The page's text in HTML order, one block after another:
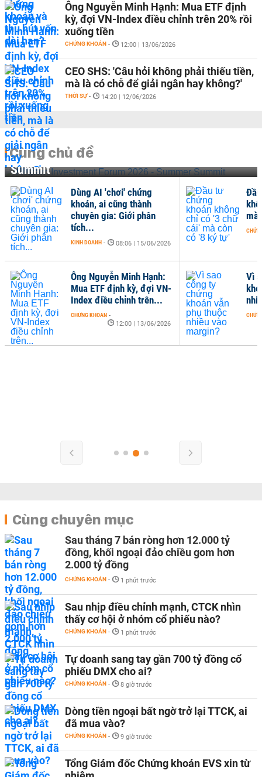
Ông Nguyễn Minh Hạnh: Mua ETF định
kỳ, đợi VN-Index điều chỉnh trên 20% rồi
xuống tiền
CHỨNG KHOÁN - 12:00 | 13/06/2026
CEO SHS: 'Câu hỏi không phải thiếu tiền,
mà là có chỗ để giải ngân hay không?'
THỜI SỰ - 14:20 | 12/06/2026
Cùng chủ đề
Vietnam Investment Forum 2026 - Summer
Summit
Vì
Dùng AI 'chơi' chứng
khoán, ai cũng thành
chuyên gia: Giới phân
tích...
KINH DOANH - 08:06 | 15/06/2026
Ông Nguyễn Minh Hạnh:
Mua ETF định kỳ, đợi VN-
Index điều chỉnh trên...
CHỨNG KHOÁN -
12:00 | 13/06/2026
mà
Cùng chuyên mục
Sau tháng 7 bán ròng hơn 12.000 tỷ
đồng, khối ngoại đảo chiều gom hơn
2.000 tỷ đồng
CHỨNG KHOÁN - 1 phút trước
Sau nhịp điều chỉnh mạnh, CTCK nhìn
thấy cơ hội ở nhóm cổ phiếu nào?
CHỨNG KHOÁN - 1 phút trước
Tự doanh sang tay gần 700 tỷ đồng cổ
phiếu DMX cho ai?
CHỨNG KHOÁN - 8 giờ trước
Dòng tiền ngoại bất ngờ trở lại TTCK, ai
đã mua vào?
CHỨNG KHOÁN - 9 giờ trước
Tổng Giám đốc Chứng khoán EVS xin từ